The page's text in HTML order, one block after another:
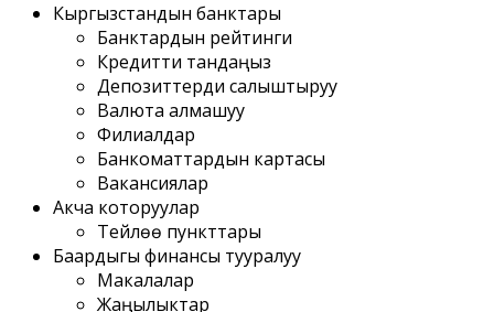
Кыргызстандын банктары
Банктардын рейтинги
Кредитти тандаңыз
Депозиттерди салыштыруу
Валюта алмашуу
Филиалдар
Банкоматтардын картасы
Вакансиялар
Акча которуулар
Тейлөө пункттары
Баардыгы финансы тууралуу
Макалалар
Жаңылыктар